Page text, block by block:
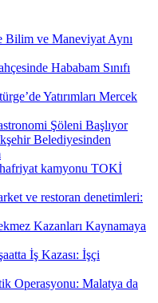
Bilim ve Maneviyat Aynı
Hababam Sınıfı
Yatırımları Mercek
Şöleni Başlıyor
Belediyesinden
kamyonu TOKİ
ve restoran denetimleri:
Kazanları Kaynamaya
İş Kazası: İşçi
Operasyonu: Malatya da